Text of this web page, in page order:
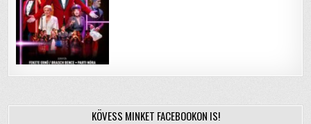
KÖVESS MINKET FACEBOOKON IS!